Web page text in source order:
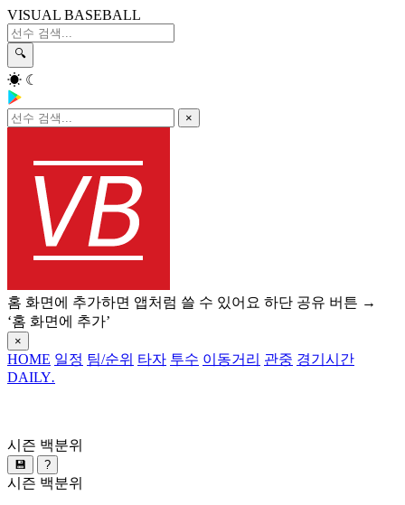
VISUAL BASEBALL
🔍
☀ ☾
×
홈 화면에 추가하면 앱처럼 쓸 수 있어요 하단 공유 버튼 →
‘홈 화면에 추가’
×
HOME 일정 팀/순위 타자 투수 이동거리 관중 경기시간
DAILY.
시즌 백분위
💾 ?
시즌 백분위